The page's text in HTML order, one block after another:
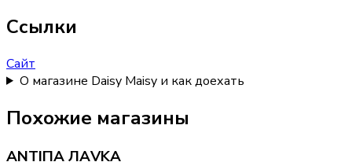
Ссылки
Сайт
О магазине Daisy Maisy и как доехать
Похожие магазины
ANTIПА ЛАVKA